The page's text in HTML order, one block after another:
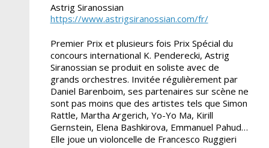
Astrig Siranossian
https://www.astrigsiranossian.com/fr/
Premier Prix et plusieurs fois Prix Spécial du
concours international K. Penderecki, Astrig
Siranos­sian se produit en soliste avec de
grands orchestres. Invitée régulièrement par
Daniel Barenboim, ses partenaires sur scène ne
sont pas moins que des artistes tels que Simon
Rattle, Martha Argerich, Yo-Yo Ma, Kirill
Gernstein, Elena Bashkirova, Emmanuel Pahud…
Elle joue un violoncelle de Francesco Ruggieri